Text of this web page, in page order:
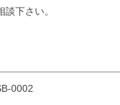
下さい。
0002